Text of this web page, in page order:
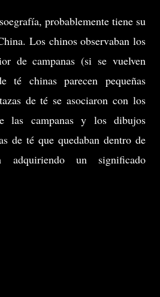
probablemente tiene su
Los chinos observaban los
de campanas (si se vuelven
té chinas parecen pequeñas
de té se asociaron con los
las campanas y los dibujos
de té que quedaban dentro de
adquiriendo un significado